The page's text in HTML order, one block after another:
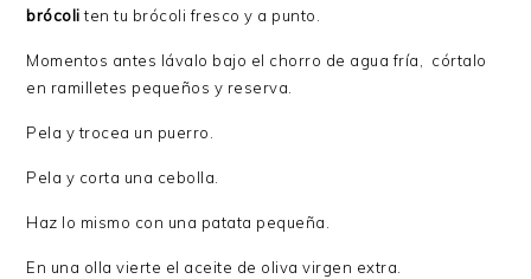
brócoliten tu brócoli fresco y a punto.
Momentos antes lávalo bajo el chorro de agua fría, córtalo
en ramilletes pequeños y reserva.
Pela y trocea un puerro.
Pela y corta una cebolla.
Haz lo mismo con una patata pequeña.
En una olla vierte el aceite de oliva virgen extra.